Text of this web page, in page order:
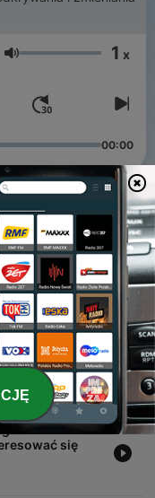
Głośność 1 x
00:00
nauki
uczniowie
się